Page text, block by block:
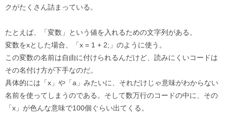
クがたくさん詰まっている。
たとえば、「変数」という値を入れるための文字列がある。
変数をxとした場合、「x = 1 + 2;」のように使う。
この変数の名前は自由に付けられるんだけど、読みにくいコードは
その名付け方が下手なのだ。
具体的には「x」や「a」みたいに、それだけじゃ意味がわからない
名前を使ってしまうのである。そして数万行のコードの中に、その
「x」が色んな意味で100個ぐらい出てくる。